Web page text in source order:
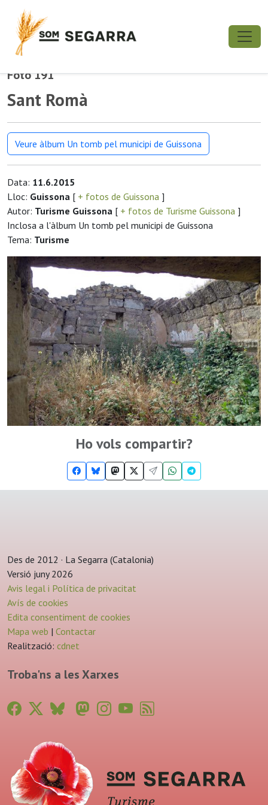
Foto 191
Sant Romà
Veure àlbum Un tomb pel municipi de Guissona
Data: 11.6.2015
Lloc: Guissona [ + fotos de Guissona ]
Autor: Turisme Guissona [ + fotos de Turisme Guissona ]
Inclosa a l'àlbum Un tomb pel municipi de Guissona
Tema: Turisme
Ho vols compartir?
Des de 2012 · La Segarra (Catalonia)
Versió juny 2026
Avis legal i Política de privacitat
Avís de cookies
Edita consentiment de cookies
Mapa web | Contactar
Realització: cdnet
Troba'ns a les Xarxes